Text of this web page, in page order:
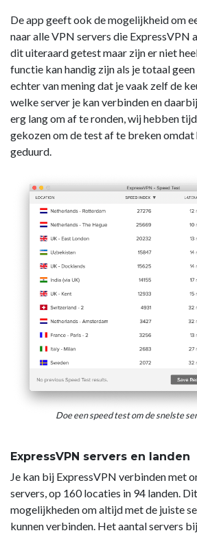
De app geeft ook de mogelijkheid om
naar alle VPN servers die ExpressVPN
dit uiteraard getest maar zijn er niet
functie kan handig zijn als je totaal
echter van mening dat je vaak zelf de
welke server je kan verbinden en
erg lang om af te ronden, wij hebben
gekozen om de test af te breken omdat
geduurd.
Doe een speed test om de snelste
ExpressVPN servers en landen
Je kan bij ExpressVPN verbinden met
servers, op 160 locaties in 94 landen.
mogelijkheden om altijd met de juiste
kunnen verbinden. Het aantal servers